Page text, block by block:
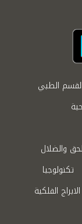
القسم الطبي
والضلال
تكنولوجيا
الابراج الفلكية